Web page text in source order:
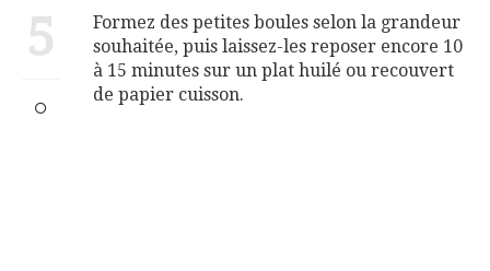
5
Formez des petites boules selon la grandeur
souhaitée, puis laissez-les reposer encore 10
à 15 minutes sur un plat huilé ou recouvert
de papier cuisson.